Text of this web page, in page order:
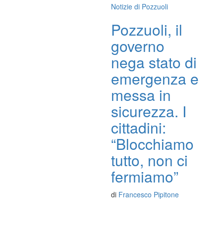
Notizie di Pozzuoli
Pozzuoli, il
governo
nega stato di
emergenza e
messa in
sicurezza. I
cittadini:
“Blocchiamo
tutto, non ci
fermiamo”
di Francesco Pipitone